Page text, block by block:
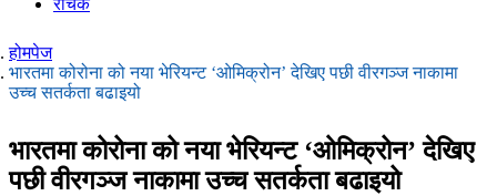
रोचक
होमपेज
भारतमा कोरोना को नया भेरियन्ट ‘ओमिक्रोन’ देखिए पछी वीरगञ्ज नाकामा
उच्च सतर्कता बढाइयो
भारतमा कोरोना को नया भेरियन्ट ‘ओमिक्रोन’ देखिए
पछी वीरगञ्ज नाकामा उच्च सतर्कता बढाइयो